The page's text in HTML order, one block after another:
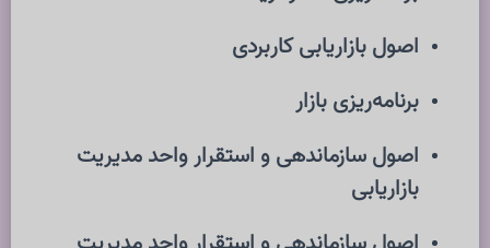
اصول بازاریابی کاربردی
برنامه‌ریزی بازار
اصول سازماندهی و استقرار واحد مدیریت
بازاریابی